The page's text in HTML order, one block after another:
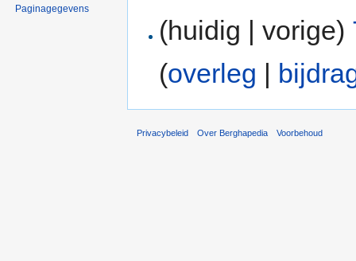
(huidig | vorige)
(overleg |
Paginagegevens
Privacybeleid Over Berghapedia Voorbehoud